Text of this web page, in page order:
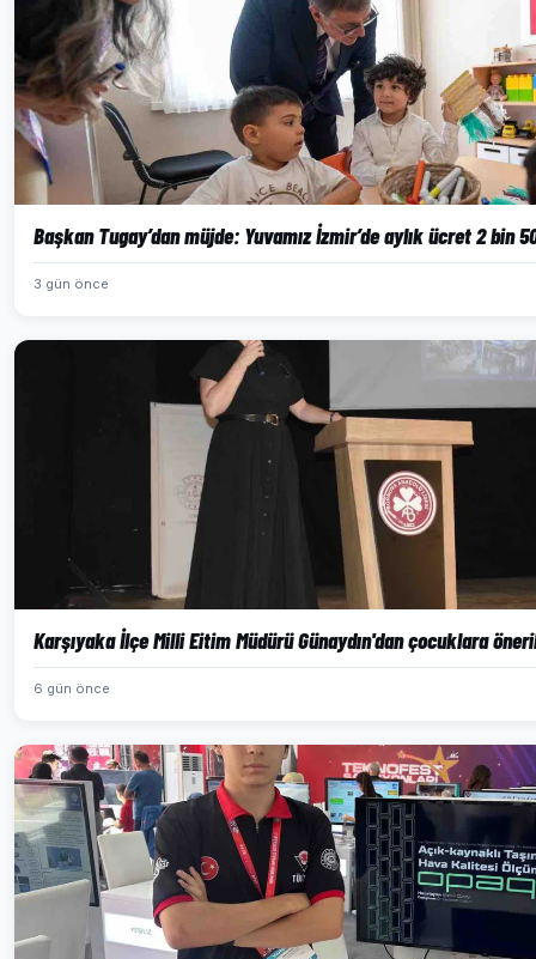
Başkan Tugay’dan müjde: Yuvamız İzmir’de aylık ücret 2 bin
3 gün önce
Karşıyaka İlçe Milli Eitim Müdürü Günaydın'dan çocuklara
6 gün önce